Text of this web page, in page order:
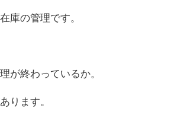
庫の管理です。
が終わっているか。
ります。